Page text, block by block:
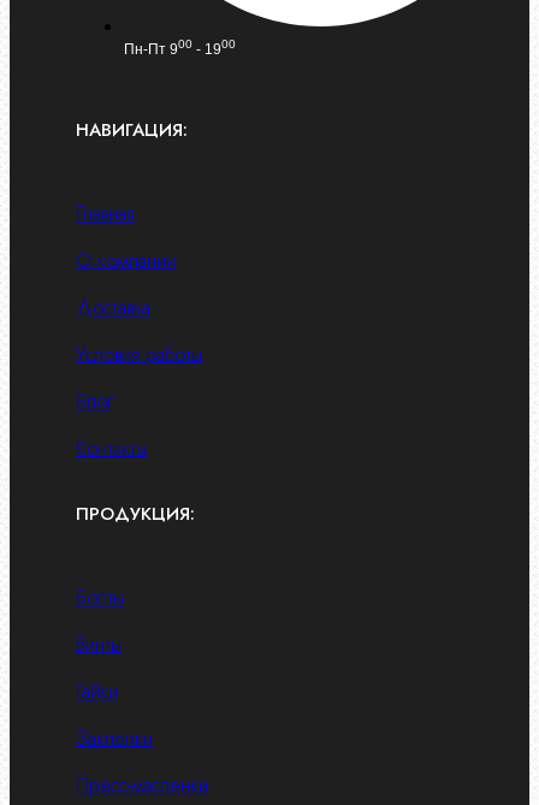
Пн-Пт 900 - 1900
НАВИГАЦИЯ:
Главная
О компании
Доставка
Условия работы
Блог
Контакты
ПРОДУКЦИЯ:
Болты
Винты
Гайки
Заклепки
Пресс-масленки